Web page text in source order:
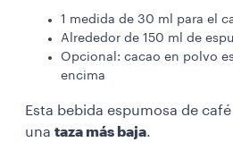
1 medida de 30 ml para el
Alrededor de 150 ml de
Opcional: cacao en polvo
encima
Esta bebida espumosa de
una taza más baja.